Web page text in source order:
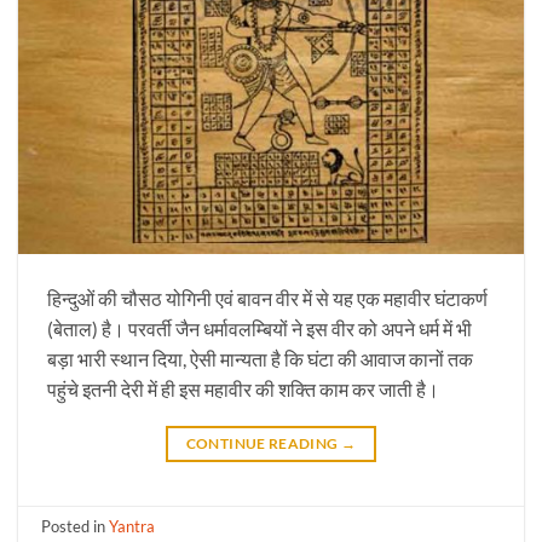
हिन्दुओं की चौसठ योगिनी एवं बावन वीर में से यह एक महावीर घंटाकर्ण
(बेताल) है। परवर्ती जैन धर्मावलम्बियों ने इस वीर को अपने धर्म में भी
बड़ा भारी स्थान दिया, ऐसी मान्यता है कि घंटा की आवाज कानों तक
पहुंचे इतनी देरी में ही इस महावीर की शक्ति काम कर जाती है।
CONTINUE READING →
Posted inYantra